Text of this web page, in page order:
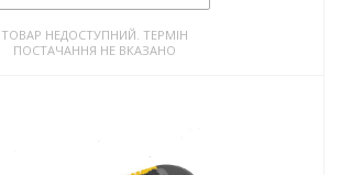
ТОВАР НЕДОСТУПНИЙ. ТЕРМІН
ПОСТАЧАННЯ НЕ ВКАЗАНО